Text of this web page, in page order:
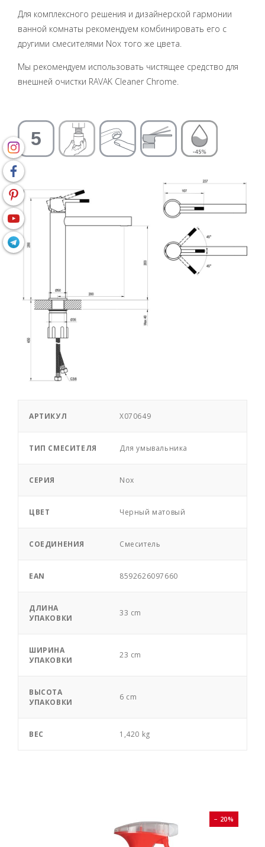
Для комплексного решения и дизайнерской гармонии
ванной комнаты рекомендуем комбинировать его с
другими смесителями Nox того же цвета.
Мы рекомендуем использовать чистящее средство для
внешней очистки RAVAK Cleaner Chrome.
АРТИКУЛ X070649
ТИП СМЕСИТЕЛЯ Для умывальника
СЕРИЯ Nox
ЦВЕТ Черный матовый
СОЕДИНЕНИЯ Смеситель
EAN 8592626097660
ДЛИНА
УПАКОВКИ
33 cm
ШИРИНА
УПАКОВКИ
23 cm
ВЫСОТА
УПАКОВКИ
6 cm
ВЕС 1,420 kg
− 20%